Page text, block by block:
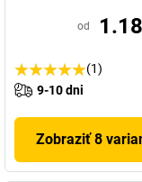
od
(1)
9-10 dni
Zobraziť 8